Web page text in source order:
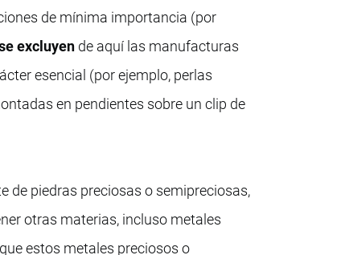
de mínima importancia (por
excluyen de aquí las manufacturas
esencial (por ejemplo, perlas
en pendientes sobre un clip de
de piedras preciosas o semipreciosas,
otras materias, incluso metales
estos metales preciosos o